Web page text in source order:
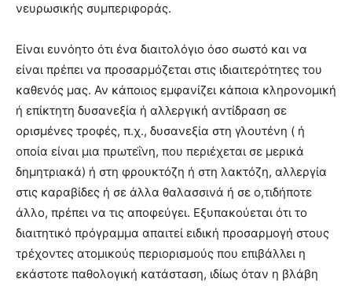
νευρωσικής συμπεριφοράς.
Είναι ευνόητο ότι ένα διαιτολόγιο όσο σωστό και να
είναι πρέπει να προσαρμόζεται στις ιδιαιτερότητες του
καθενός μας. Αν κάποιος εμφανίζει κάποια κληρονομική
ή επίκτητη δυσανεξία ή αλλεργική αντίδραση σε
ορισμένες τροφές, π.χ., δυσανεξία στη γλουτένη ( ή
οποία είναι μια πρωτεΐνη, που περιέχεται σε μερικά
δημητριακά) ή στη φρουκτόζη ή στη λακτόζη, αλλεργία
στις καραβίδες ή σε άλλα θαλασσινά ή σε ο,τιδήποτε
άλλο, πρέπει να τις αποφεύγει. Εξυπακούεται ότι το
διαιτητικό πρόγραμμα απαιτεί ειδική προσαρμογή στους
τρέχοντες ατομικούς περιορισμούς που επιβάλλει η
εκάστοτε παθολογική κατάσταση, ιδίως όταν η βλάβη